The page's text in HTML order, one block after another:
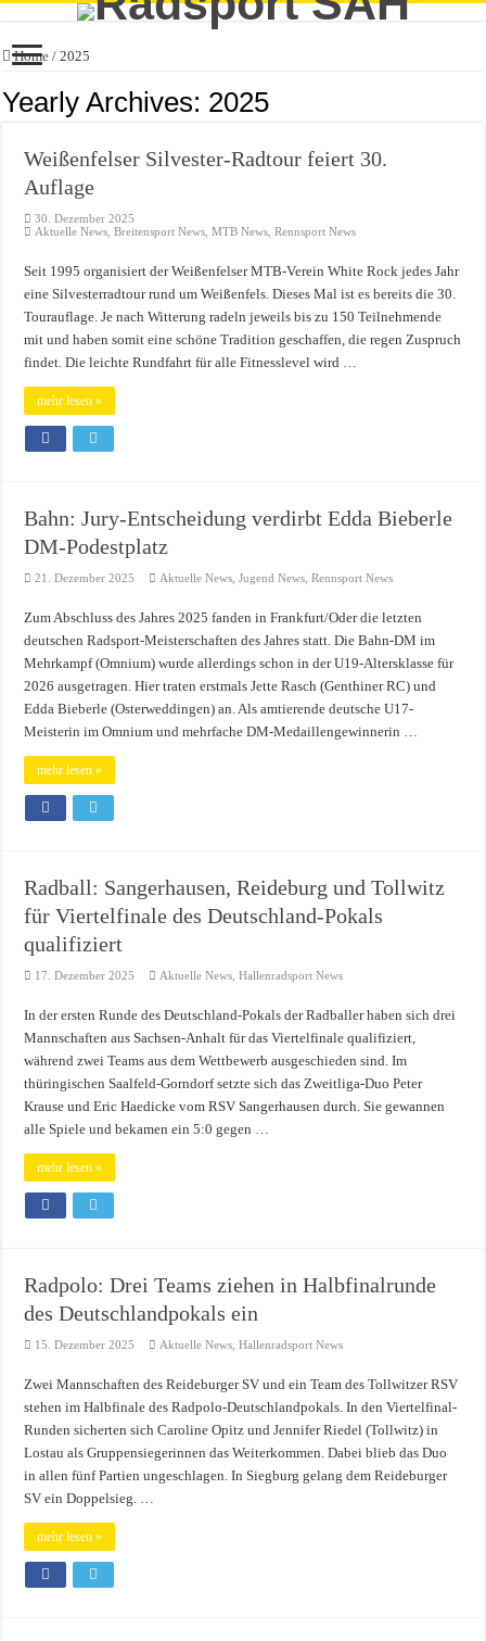
Home / 2025
Yearly Archives: 2025
Weißenfelser Silvester-Radtour feiert 30.
Auflage
30. Dezember 2025
Aktuelle News ,Breitensport News ,MTB News ,Rennsport News
Seit 1995 organisiert der Weißenfelser MTB-Verein White Rock jedes Jahr
eine Silvesterradtour rund um Weißenfels. Dieses Mal ist es bereits die 30.
Tourauflage. Je nach Witterung radeln jeweils bis zu 150 Teilnehmende
mit und haben somit eine schöne Tradition geschaffen, die regen Zuspruch
findet. Die leichte Rundfahrt für alle Fitnesslevel wird …
mehr lesen »
Bahn: Jury-Entscheidung verdirbt Edda Bieberle
DM-Podestplatz
21. Dezember 2025 Aktuelle News ,Jugend News ,Rennsport News
Zum Abschluss des Jahres 2025 fanden in Frankfurt/Oder die letzten
deutschen Radsport-Meisterschaften des Jahres statt. Die Bahn-DM im
Mehrkampf (Omnium) wurde allerdings schon in der U19-Altersklasse für
2026 ausgetragen. Hier traten erstmals Jette Rasch (Genthiner RC) und
Edda Bieberle (Osterweddingen) an. Als amtierende deutsche U17-
Meisterin im Omnium und mehrfache DM-Medaillengewinnerin …
mehr lesen »
Radball: Sangerhausen, Reideburg und Tollwitz
für Viertelfinale des Deutschland-Pokals
qualifiziert
17. Dezember 2025 Aktuelle News ,Hallenradsport News
In der ersten Runde des Deutschland-Pokals der Radballer haben sich drei
Mannschaften aus Sachsen-Anhalt für das Viertelfinale qualifiziert,
während zwei Teams aus dem Wettbewerb ausgeschieden sind. Im
thüringischen Saalfeld-Gorndorf setzte sich das Zweitliga-Duo Peter
Krause und Eric Haedicke vom RSV Sangerhausen durch. Sie gewannen
alle Spiele und bekamen ein 5:0 gegen …
mehr lesen »
Radpolo: Drei Teams ziehen in Halbfinalrunde
des Deutschlandpokals ein
15. Dezember 2025 Aktuelle News ,Hallenradsport News
Zwei Mannschaften des Reideburger SV und ein Team des Tollwitzer RSV
stehen im Halbfinale des Radpolo-Deutschlandpokals. In den Viertelfinal-
Runden sicherten sich Caroline Opitz und Jennifer Riedel (Tollwitz) in
Lostau als Gruppensiegerinnen das Weiterkommen. Dabei blieb das Duo
in allen fünf Partien ungeschlagen. In Siegburg gelang dem Reideburger
SV ein Doppelsieg. …
mehr lesen »